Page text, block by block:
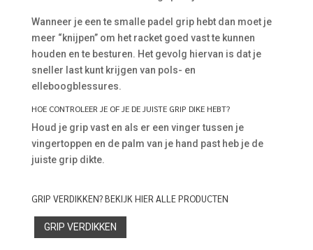
Wanneer je een te smalle padel grip hebt dan moet je
meer “knijpen” om het racket goed vast te kunnen
houden en te besturen. Het gevolg hiervan is dat je
sneller last kunt krijgen van pols- en
elleboogblessures.
HOE CONTROLEER JE OF JE DE JUISTE GRIP DIKE HEBT?
Houd je grip vast en als er een vinger tussen je
vingertoppen en de palm van je hand past heb je de
juiste grip dikte.
GRIP VERDIKKEN? BEKIJK HIER ALLE PRODUCTEN
GRIP VERDIKKEN